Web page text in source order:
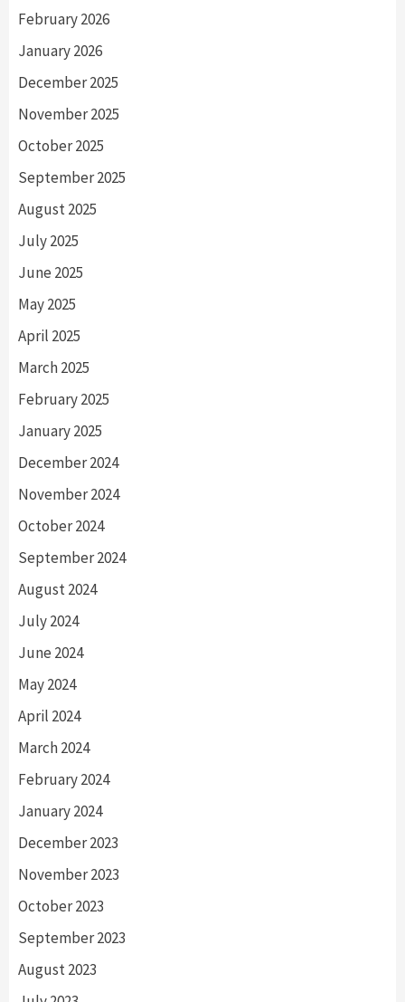
February 2026
January 2026
December 2025
November 2025
October 2025
September 2025
August 2025
July 2025
June 2025
May 2025
April 2025
March 2025
February 2025
January 2025
December 2024
November 2024
October 2024
September 2024
August 2024
July 2024
June 2024
May 2024
April 2024
March 2024
February 2024
January 2024
December 2023
November 2023
October 2023
September 2023
August 2023